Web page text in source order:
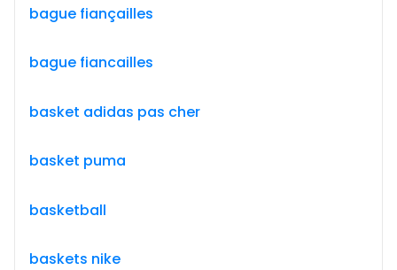
bague fiançailles
bague fiancailles
basket adidas pas cher
basket puma
basketball
baskets nike